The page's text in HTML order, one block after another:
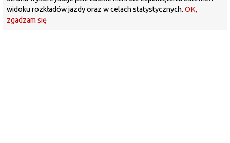
widoku rozkładów jazdy oraz w celach statystycznych. OK,
zgadzam się